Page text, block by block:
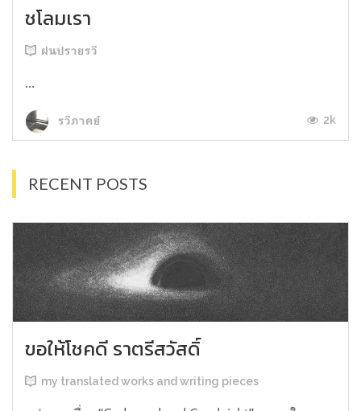
ชโลมเรา
ฝนปรายรวี
...
รวีภาคย์ 2k
RECENT POSTS
ขอให้โชคดี ราตรีสวัสดิ์
my translated works and writing pieces